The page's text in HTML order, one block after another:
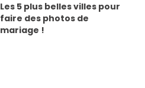
Les 5 plus belles villes pour
faire des photos de
mariage !